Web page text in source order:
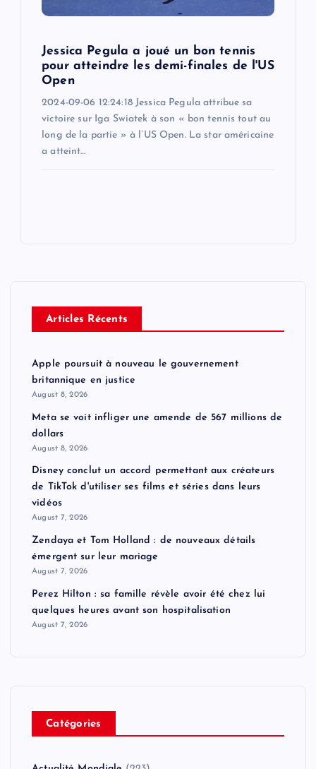
Jessica Pegula a joué un bon tennis
pour atteindre les demi-finales de l'US
Open
2024-09-06 12:24:18 Jessica Pegula attribue sa
victoire sur Iga Swiatek à son « bon tennis tout au
long de la partie » à l’US Open. La star américaine
a atteint…
Articles Récents
Apple poursuit à nouveau le gouvernement
britannique en justice
August 8, 2026
Meta se voit infliger une amende de 567 millions de
dollars
August 8, 2026
Disney conclut un accord permettant aux créateurs
de TikTok d'utiliser ses films et séries dans leurs
vidéos
August 7, 2026
Zendaya et Tom Holland : de nouveaux détails
émergent sur leur mariage
August 7, 2026
Perez Hilton : sa famille révèle avoir été chez lui
quelques heures avant son hospitalisation
August 7, 2026
Catégories